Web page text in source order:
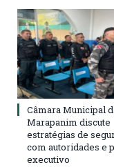
Câmara Municipal
Marapanim discute
estratégias de
com autoridades e
executivo